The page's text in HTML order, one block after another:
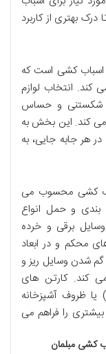
بهتری از کاربرد
اسباب کشی است که
کند. انتخاب لوازم
شکستنی و حساس
کند. این بخش به
در هرجابه جایی، به
کشی محسوب می
بندی وحمل انواع
وسایل برقی و خرده
محکم و در ابعاد
گم شدن وسایل ریزو
کند.کارتن های
یا ظروف آشپزخانه
بیشتری را فراهم می
کشی مبلمان